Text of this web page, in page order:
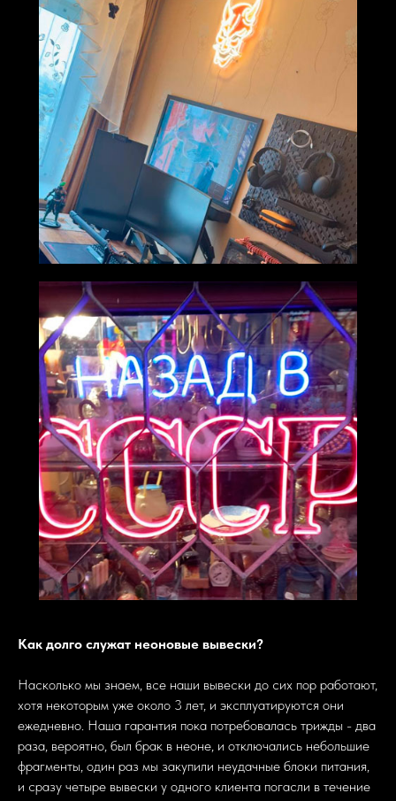
Как долго служат неоновые вывески?
Насколько мы знаем, все наши вывески до сих пор работают,
хотя некоторым уже около 3 лет, и эксплуатируются они
ежедневно. Наша гарантия пока потребовалась трижды - два
раза, вероятно, был брак в неоне, и отключались небольшие
фрагменты, один раз мы закупили неудачные блоки питания,
и сразу четыре вывески у одного клиента погасли в течение